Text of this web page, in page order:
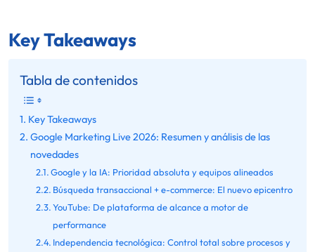
Key Takeaways
Tabla de contenidos
Key Takeaways
Google Marketing Live 2026: Resumen y análisis de las
novedades
Google y la IA: Prioridad absoluta y equipos alineados
Búsqueda transaccional + e-commerce: El nuevo epicentro
YouTube: De plataforma de alcance a motor de
performance
Independencia tecnológica: Control total sobre procesos y